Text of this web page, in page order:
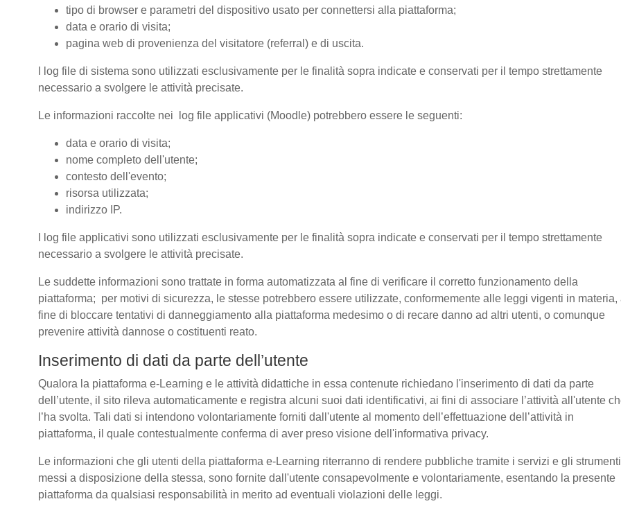
tipo di browser e parametri del dispositivo usato per connettersi alla piattaforma;
data e orario di visita;
pagina web di provenienza del visitatore (referral) e di uscita.
I log file di sistema sono utilizzati esclusivamente per le finalità sopra indicate e conservati per il tempo strettamente
necessario a svolgere le attività precisate.
Le informazioni raccolte nei log file applicativi (Moodle) potrebbero essere le seguenti:
data e orario di visita;
nome completo dell'utente;
contesto dell'evento;
risorsa utilizzata;
indirizzo IP.
I log file applicativi sono utilizzati esclusivamente per le finalità sopra indicate e conservati per il tempo strettamente
necessario a svolgere le attività precisate.
Le suddette informazioni sono trattate in forma automatizzata al fine di verificare il corretto funzionamento della
piattaforma; per motivi di sicurezza, le stesse potrebbero essere utilizzate, conformemente alle leggi vigenti in materia,
fine di bloccare tentativi di danneggiamento alla piattaforma medesimo o di recare danno ad altri utenti, o comunque
prevenire attività dannose o costituenti reato.
Inserimento di dati da parte dell’utente
Qualora la piattaforma e-Learning e le attività didattiche in essa contenute richiedano l'inserimento di dati da parte
dell’utente, il sito rileva automaticamente e registra alcuni suoi dati identificativi, ai fini di associare l’attività all'utente
l’ha svolta. Tali dati si intendono volontariamente forniti dall'utente al momento dell’effettuazione dell’attività in
piattaforma, il quale contestualmente conferma di aver preso visione dell'informativa privacy.
Le informazioni che gli utenti della piattaforma e-Learning riterranno di rendere pubbliche tramite i servizi e gli strumenti
messi a disposizione della stessa, sono fornite dall'utente consapevolmente e volontariamente, esentando la presente
piattaforma da qualsiasi responsabilità in merito ad eventuali violazioni delle leggi.